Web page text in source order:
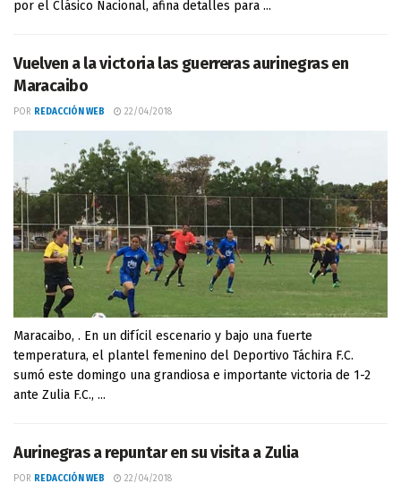
por el Clásico Nacional, afina detalles para ...
Vuelven a la victoria las guerreras aurinegras en
Maracaibo
POR REDACCIÓN WEB 22/04/2018
Maracaibo, . En un difícil escenario y bajo una fuerte
temperatura, el plantel femenino del Deportivo Táchira F.C.
sumó este domingo una grandiosa e importante victoria de 1-2
ante Zulia F.C., ...
Aurinegras a repuntar en su visita a Zulia
POR REDACCIÓN WEB 22/04/2018